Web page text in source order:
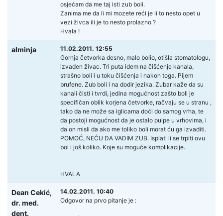
osjećam da me taj isti zub boli.
Zanima me da li mi mozete reći je li to nesto opet u
vezi živca ili je to nesto prolazno ?
Hvala !
alminja
11.02.2011. 12:55
Gornja četvorka desno, malo bolio, otišla stomatologu,
izvađen živac. Tri puta idem na čišćenje kanala,
strašno boli i u toku čišćenja i nakon toga. Pijem
brufene. Zub boli i na dodir jezika. Zubar kaže da su
kanali čisti i tvrdi, jedina mogućnost zašto boli je
specifičan oblik korjena četvorke, račvaju se u stranu ,
tako da ne može sa iglicama doći do samog vrha, te
da postoji mogućnost da je ostalo pulpe u vrhovima, i
da on misli da ako me toliko boli morat ću ga izvaditi.
POMOĆ, NEĆU DA VADIM ZUB. Isplati li se trpiti ovu
bol i još koliko. Koje su moguće komplikacije.
HVALA
Dean Cekić,
dr. med.
dent.
14.02.2011. 10:40
Odgovor na prvo pitanje je :